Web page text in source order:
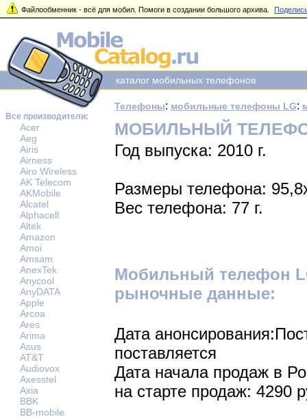
Файлообменник - всё для мобил. Помоги в создании большого архива.
Все производители:
Acer
Aeg
Airis
Airness
Airo Wireless
AK Telecom
AKMobile
Alcatel
Alphacell
Altek
Amazon
Amoi
Amsam
AnexTek
Anycool
AnyDATA
Apple
Arcoa
Ares
Arima
Asus
AT&T
Audiovox
Axesstel
Axia
BBK
BB-mobile
каталог мобильных телефонов
Телефоны: мобильные телефоны LG:
МОБИЛЬНЫЙ ТЕЛЕФОН
Год выпуска: 2010 г.
Размеры телефона:
Вес телефона: 77 г.
Мобильный телефон
рыночные данные:
Дата
поставляется
Дата начала продаж в
на старте продаж: 4290